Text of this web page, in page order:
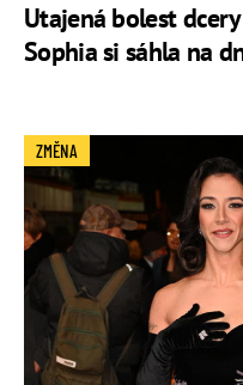
Utajená bolest
Sophia si sáhla na
ZMĚNA